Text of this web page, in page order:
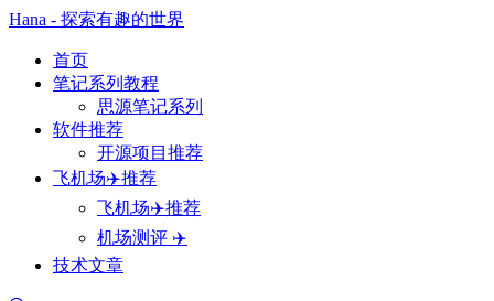
Hana - 探索有趣的世界
首页
笔记系列教程
思源笔记系列
软件推荐
开源项目推荐
飞机场✈️推荐
飞机场✈️推荐
机场测评 ✈️
技术文章